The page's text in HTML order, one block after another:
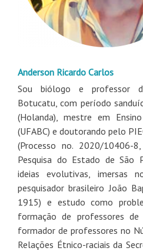
Anderson Ricardo Carlos
Sou biólogo e professor
Botucatu, com período
(Holanda), mestre em
(UFABC) e doutorando pelo
(Processo no. 2020/10406-
Pesquisa do Estado de São
ideias evolutivas, imersas
pesquisador brasileiro João
1915) e estudo como
formação de professores de
formador de professores no
Relações Étnico-raciais da